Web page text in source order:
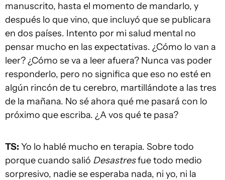
manuscrito, hasta el momento de mandarlo, y
después lo que vino, que incluyó que se publicara
en dos países. Intento por mi salud mental no
pensar mucho en las expectativas. ¿Cómo lo van a
leer? ¿Cómo se va a leer afuera? Nunca vas poder
responderlo, pero no significa que eso no esté en
algún rincón de tu cerebro, martillándote a las tres
de la mañana. No sé ahora qué me pasará con lo
próximo que escriba. ¿A vos qué te pasa?
TS: Yo lo hablé mucho en terapia. Sobre todo
porque cuando salió Desastresfue todo medio
sorpresivo, nadie se esperaba nada, ni yo, ni la